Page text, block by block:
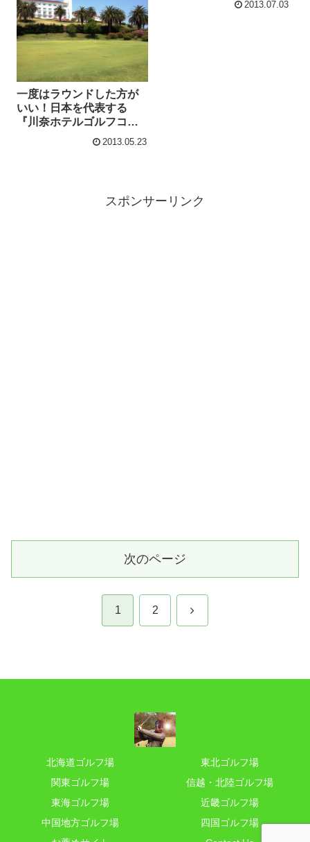
2013.07.03
一度はラウンドした方が
いい！日本を代表する
『川奈ホテルゴルフコー
2013.05.23
スポンサーリンク
次のページ
1 2 次
北海道ゴルフ場
東北ゴルフ場
関東ゴルフ場
信越・北陸ゴルフ場
東海ゴルフ場
近畿ゴルフ場
中国地方ゴルフ場
四国ゴルフ場